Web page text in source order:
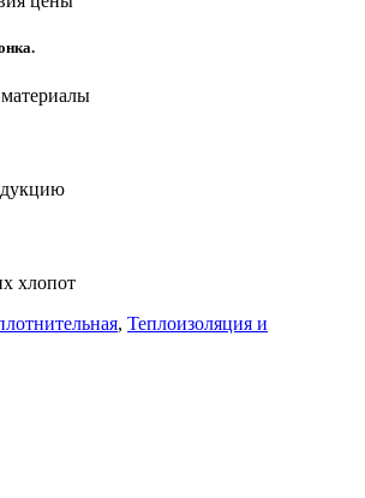
хлопот
, Теплоизоляция и